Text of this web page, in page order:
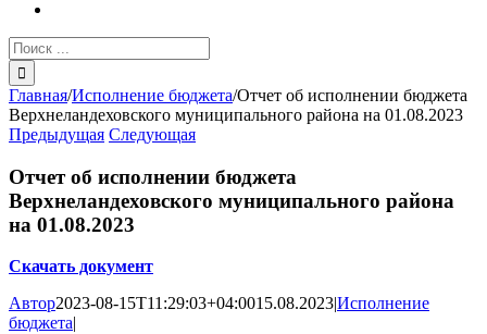
Результат
поиска:
Главная/Исполнение бюджета/Отчет об исполнении бюджета
Верхнеландеховского муниципального района на 01.08.2023
Предыдущая Следующая
Отчет об исполнении бюджета
Верхнеландеховского муниципального района
на 01.08.2023
Скачать документ
Автор2023-08-15T11:29:03+04:0015.08.2023|Исполнение
бюджета|